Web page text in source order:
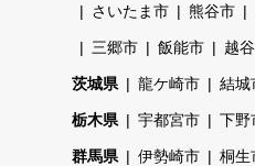
さいたま市 熊谷市
三郷市 飯能市 越
茨城県 龍ケ崎市 結城
栃木県 宇都宮市 下野
群馬県 伊勢崎市 桐生